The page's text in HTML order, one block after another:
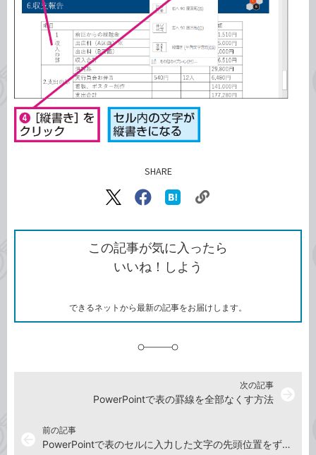
SHARE
X（旧
で
シ
ェ
ア
Facebook
シ
ェ
ア
な
ッ
ク
ク
ク
を
コ
この記事が気に入ったら
いいね！しよう
できるネットから最新の記事をお届けします。
前の記事
PowerPointで表のセルに入力した文字の先頭位置をずらす方法
次の記事
PowerPointで表の罫線を全部なくす方法